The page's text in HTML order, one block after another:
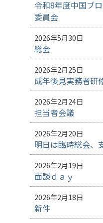
令和8年度中国ブ
委員会
2026年5月30日
総会
2026年2月25日
成年後見実務者研
2026年2月24日
担当者会議
2026年2月20日
明日は臨時総会、
2026年2月19日
面談ｄａｙ
2026年2月18日
新件